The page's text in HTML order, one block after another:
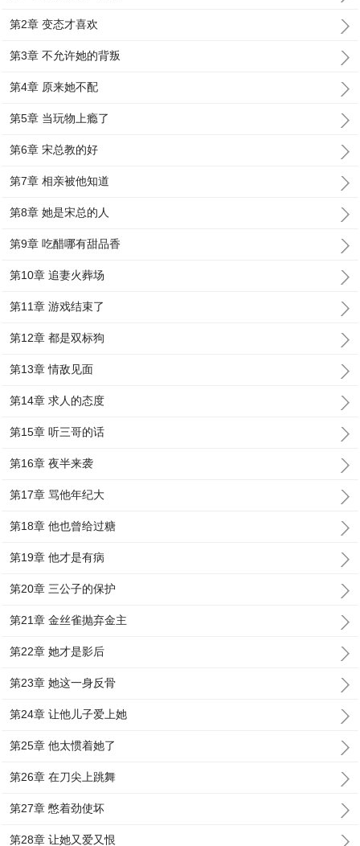
第2章 变态才喜欢
第3章 不允许她的背叛
第4章 原来她不配
第5章 当玩物上瘾了
第6章 宋总教的好
第7章 相亲被他知道
第8章 她是宋总的人
第9章 吃醋哪有甜品香
第10章 追妻火葬场
第11章 游戏结束了
第12章 都是双标狗
第13章 情敌见面
第14章 求人的态度
第15章 听三哥的话
第16章 夜半来袭
第17章 骂他年纪大
第18章 他也曾给过糖
第19章 他才是有病
第20章 三公子的保护
第21章 金丝雀抛弃金主
第22章 她才是影后
第23章 她这一身反骨
第24章 让他儿子爱上她
第25章 他太惯着她了
第26章 在刀尖上跳舞
第27章 憋着劲使坏
第28章 让她又爱又恨